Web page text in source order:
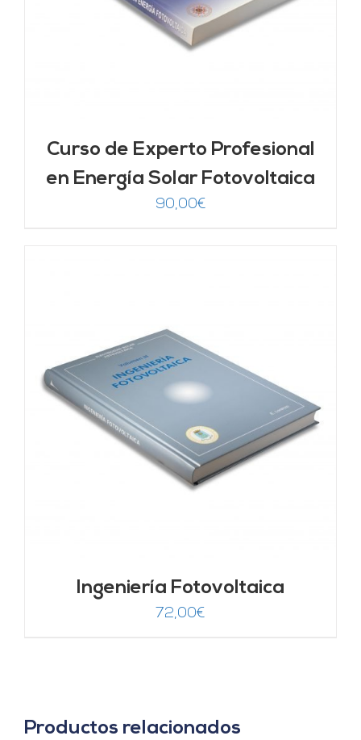
Curso de Experto Profesional
en Energía Solar Fotovoltaica
90,00€
Ingeniería Fotovoltaica
72,00€
Productos relacionados